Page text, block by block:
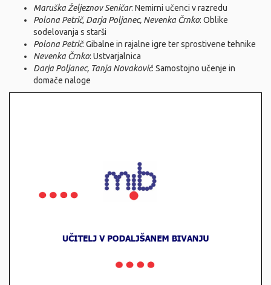
Maruška Željeznov Seničar: Nemirni učenci v razredu
Polona Petrič, Darja Poljanec, Nevenka Črnko: Oblike
sodelovanja s starši
Polona Petrič: Gibalne in rajalne igre ter sprostivene tehnike
Nevenka Črnko: Ustvarjalnica
Darja Poljanec, Tanja Novaković: Samostojno učenje in
domače naloge